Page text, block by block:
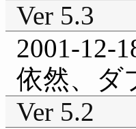
Ver 5.3
2001-12-
依然、ダ
Ver 5.2